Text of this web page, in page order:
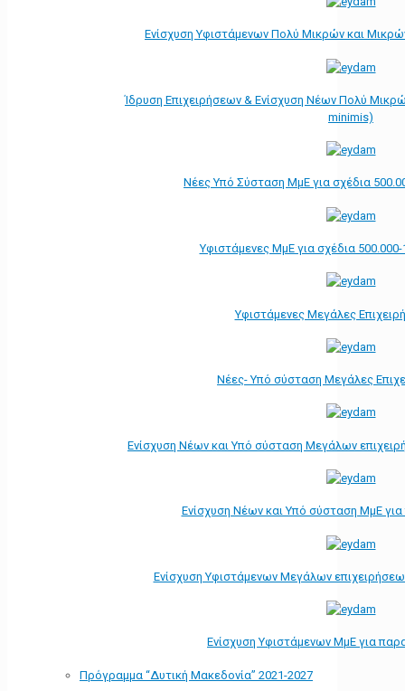
Ενίσχυση Υφιστάμενων Πολύ Μικρών και
Ίδρυση Επιχειρήσεων & Ενίσχυση Νέων Πολύ
minimis)
Νέες Υπό Σύσταση ΜμΕ για σχέδια
Υφιστάμενες ΜμΕ για σχέδια
Υφιστάμενες Μεγάλες
Νέες- Υπό σύσταση Μεγάλες
Ενίσχυση Νέων και Υπό σύσταση Μεγάλων
Ενίσχυση Νέων και Υπό σύσταση ΜμΕ
Ενίσχυση Υφιστάμενων Μεγάλων
Ενίσχυση Υφιστάμενων ΜμΕ για
Πρόγραμμα “Δυτική Μακεδονία” 2021-2027